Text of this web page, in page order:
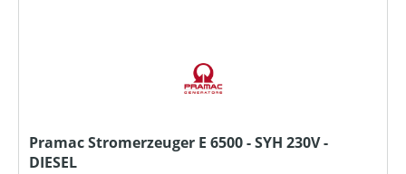
Pramac Stromerzeuger E 6500 - SYH 230V -
DIESEL